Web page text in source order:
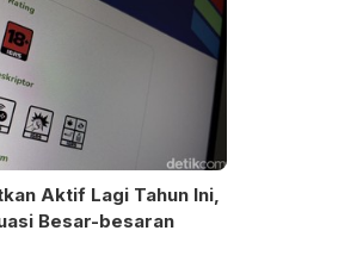
Aktif Lagi Tahun Ini,
Besar-besaran